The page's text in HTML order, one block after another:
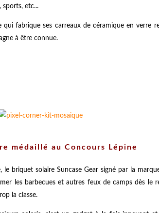
sports, etc...
fabrique ses carreaux de céramique en verre
à être connue.
médaillé au Concours Lépine
briquet solaire Suncase Gear signé par la
les barbecues et autres feux de camps dès le
la classe.